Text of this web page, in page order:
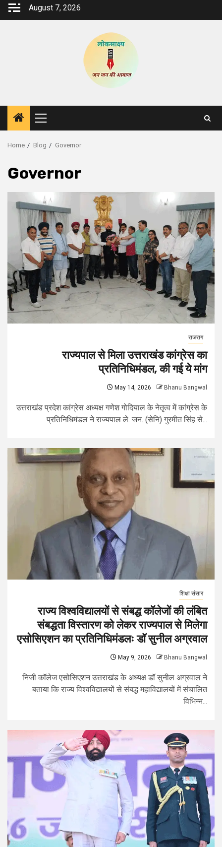
Skip
August 7, 2026
Primary
Menu
Home Blog Governor
Governor
राजराग
राज्यपाल से मिला उत्तराखंड कांग्रेस का
प्रतिनिधिमंडल, की गई ये मांग
May 14, 2026 Bhanu Bangwal
उत्तराखंड प्रदेश कांग्रेस अध्यक्ष गणेश गोदियाल के नेतृत्व में कांग्रेस के
प्रतिनिधिमंडल ने राज्यपाल ले. जन. (सेनि) गुरमीत सिंह से...
शिक्षा संसार
राज्य विश्वविद्यालयों से संबद्ध कॉलेजों की लंबित
संबद्धता विस्तारण को लेकर राज्यपाल से मिलेगा
एसोसिएशन का प्रतिनिधिमंडलः डॉ सुनील अग्रवाल
May 9, 2026 Bhanu Bangwal
निजी कॉलेज एसोसिएशन उत्तराखंड के अध्यक्ष डॉ सुनील अग्रवाल ने
बताया कि राज्य विश्वविद्यालयों से संबद्ध महाविद्यालयों में संचालित
विभिन्न...